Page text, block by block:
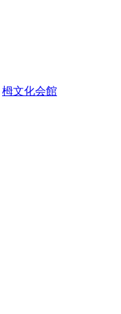
栂文化会館